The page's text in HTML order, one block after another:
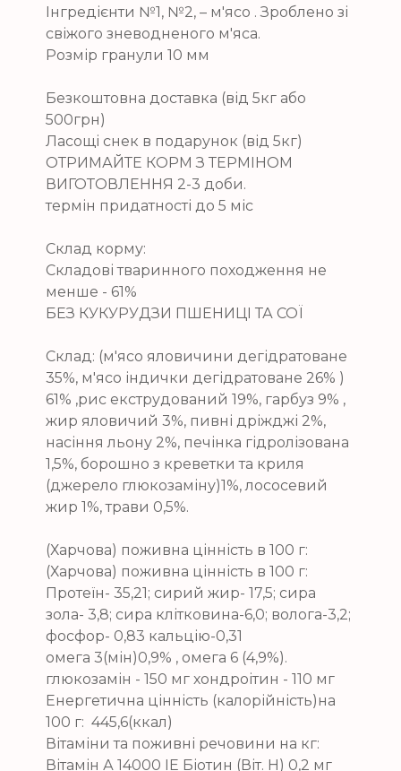
Інгредієнти №1, №2, – м'ясо . Зроблено зі
свіжого зневодненого м'яса.
Розмір гранули 10 мм
Безкоштовна доставка (від 5кг або
500грн)
Ласощі снек в подарунок (від 5кг)
ОТРИМАЙТЕ КОРМ З ТЕРМІНОМ
ВИГОТОВЛЕННЯ 2-3 доби.
термін придатності до 5 міс
Склад корму:
Складові тваринного походження не
менше - 61%
БЕЗ КУКУРУДЗИ ПШЕНИЦІ ТА СОЇ
Склад: (м'ясо яловичини дегідратоване
35%, м'ясо індички дегідратоване 26% )
61% ,рис екструдований 19%, гарбуз 9% ,
жир яловичий 3%, пивні дріжджі 2%,
насіння льону 2%, печінка гідролізована
1,5%, борошно з креветки та криля
(джерело глюкозаміну)1%, лососевий
жир 1%, трави 0,5%.
(Харчова) поживна цінність в 100 г:
(Харчова) поживна цінність в 100 г:
Протеїн- 35,21; сирий жир- 17,5; сира
зола- 3,8; сира клітковина-6,0; волога-3,2;
фосфор- 0,83 кальцію-0,31
омега 3(мін)0,9% , омега 6 (4,9%).
глюкозамін - 150 мг хондроітин - 110 мг
Енергетична цінність (калорійність)на
100 г: 445,6(ккал)
Вітаміни та поживні речовини на кг:
Вітамін А 14000 IE Біотин (Віт. H) 0,2 мг